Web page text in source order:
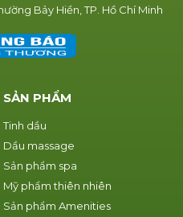
Bảy Hiền, TP. Hồ Chí Minh
SẢN PHẨM
Tinh dầu
Dầu massage
Sản phẩm spa
Mỹ phẩm thiên nhiên
Sản phẩm Amenities